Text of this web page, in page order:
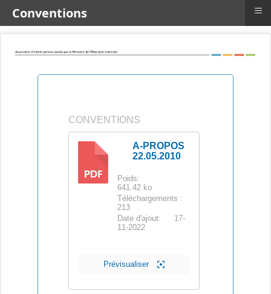
CONVENTIONS
PDF
A-PROPOS
22.05.2010
Poids:
641.42 ko
Téléchargements :
213
Date d'ajout:
17-
11-2022
Prévisualiser
Conventions ≡